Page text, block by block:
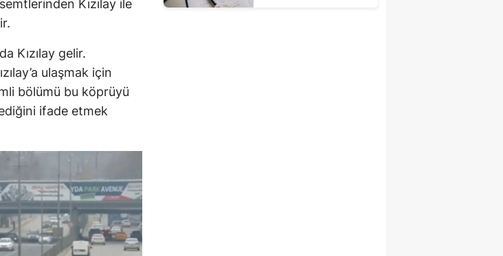
Kızılay ile
Kızılay gelir.
ulaşmak için
bölümü bu köprüyü
ifade etmek